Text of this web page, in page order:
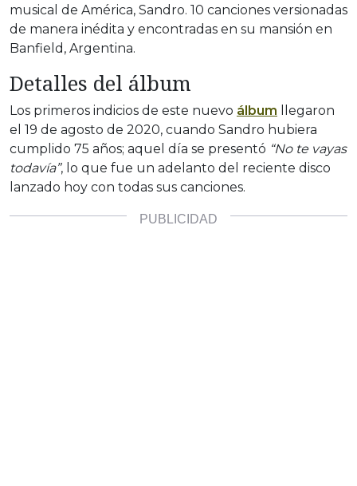
musical de América, Sandro. 10 canciones versionadas
de manera inédita y encontradas en su mansión en
Banfield, Argentina.
Detalles del álbum
Los primeros indicios de este nuevo álbum llegaron
el 19 de agosto de 2020, cuando Sandro hubiera
cumplido 75 años; aquel día se presentó “No te vayas
todavía”, lo que fue un adelanto del reciente disco
lanzado hoy con todas sus canciones.